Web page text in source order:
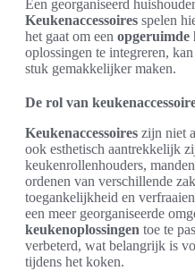
Een georganiseerd
Keukenaccessoires spelen
het gaat om een opgeruimde
oplossingen te integreren,
stuk gemakkelijker maken.
De rol van
Keukenaccessoires zijn niet
ook esthetisch aantrekkelijk
keukenrollenhouders,
ordenen van verschillende
toegankelijkheid en
een meer georganiseerde
keukenoplossingen toe te
verbeterd, wat belangrijk is
tijdens het koken.